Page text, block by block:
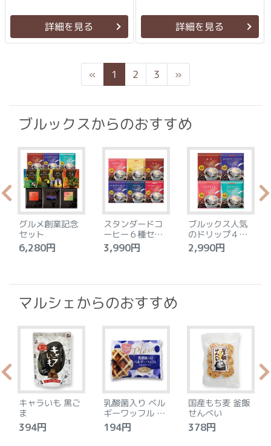
詳細を見る 詳細を見る
« Previous
1 2 3 »Next
ブルックスからのおすすめ
グルメ創業記念
セット
6,280円
スタンダードコ
ーヒー６種セッ
ト
3,990円
ブルックス人気
のドリップ４種
セット
2,990円
マルシェからのおすすめ
キャラいも 黒ご
ま
394円
乳酸菌入り ベル
ギーワッフル プ
レーン
194円
国産もち麦 釜飯
せんべい
378円